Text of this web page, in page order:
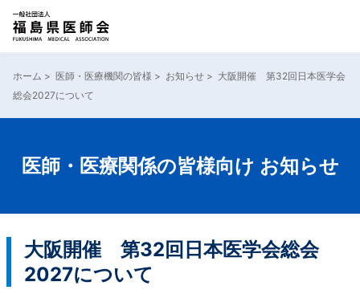
ホーム > 医師・医療機関の皆様 > お知らせ > 大阪開催 第32回日本医学会
総会2027について
医師・医療関係の皆様向け お知らせ
大阪開催 第32回日本医学会総会
2027について